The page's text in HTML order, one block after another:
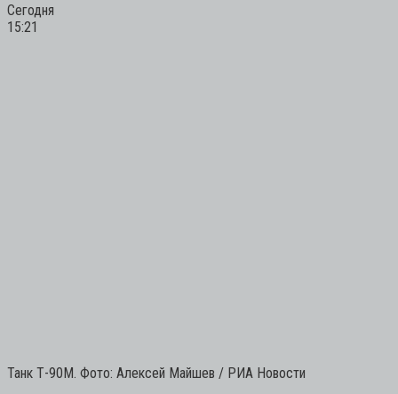
Сегодня
15:21
Танк Т-90М. Фото: Алексей Майшев / РИА Новости